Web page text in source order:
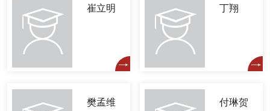
崔立明 丁翔
樊孟维 付琳贺